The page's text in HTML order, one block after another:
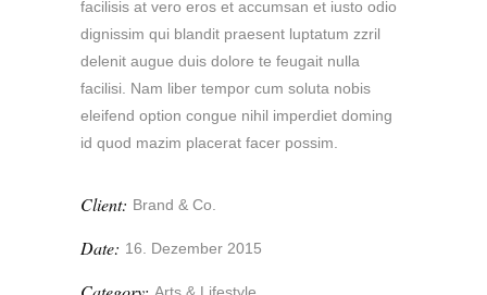
facilisis at vero eros et accumsan et iusto odio
dignissim qui blandit praesent luptatum zzril
delenit augue duis dolore te feugait nulla
facilisi. Nam liber tempor cum soluta nobis
eleifend option congue nihil imperdiet doming
id quod mazim placerat facer possim.
Client: Brand & Co.
Date: 16. Dezember 2015